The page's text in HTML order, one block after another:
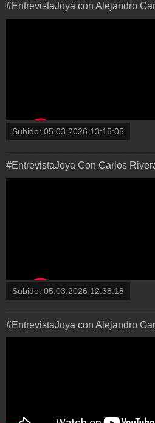
#EntrevistaJoya con Alejandro
Subido: 05.03.2026 13:15:05
#EntrevistaJoya Con Carlos
Subido: 05.03.2026 12:38:18
#EntrevistaJoya con Alejandro